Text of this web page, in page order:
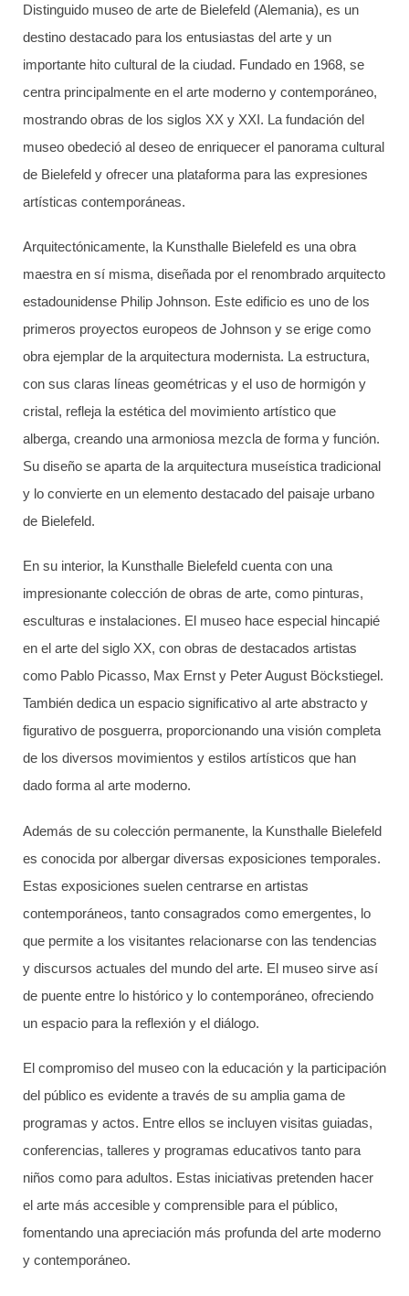
Distinguido museo de arte de Bielefeld (Alemania), es un
destino destacado para los entusiastas del arte y un
importante hito cultural de la ciudad. Fundado en 1968, se
centra principalmente en el arte moderno y contemporáneo,
mostrando obras de los siglos XX y XXI. La fundación del
museo obedeció al deseo de enriquecer el panorama cultural
de Bielefeld y ofrecer una plataforma para las expresiones
artísticas contemporáneas.
Arquitectónicamente, la Kunsthalle Bielefeld es una obra
maestra en sí misma, diseñada por el renombrado arquitecto
estadounidense Philip Johnson. Este edificio es uno de los
primeros proyectos europeos de Johnson y se erige como
obra ejemplar de la arquitectura modernista. La estructura,
con sus claras líneas geométricas y el uso de hormigón y
cristal, refleja la estética del movimiento artístico que
alberga, creando una armoniosa mezcla de forma y función.
Su diseño se aparta de la arquitectura museística tradicional
y lo convierte en un elemento destacado del paisaje urbano
de Bielefeld.
En su interior, la Kunsthalle Bielefeld cuenta con una
impresionante colección de obras de arte, como pinturas,
esculturas e instalaciones. El museo hace especial hincapié
en el arte del siglo XX, con obras de destacados artistas
como Pablo Picasso, Max Ernst y Peter August Böckstiegel.
También dedica un espacio significativo al arte abstracto y
figurativo de posguerra, proporcionando una visión completa
de los diversos movimientos y estilos artísticos que han
dado forma al arte moderno.
Además de su colección permanente, la Kunsthalle Bielefeld
es conocida por albergar diversas exposiciones temporales.
Estas exposiciones suelen centrarse en artistas
contemporáneos, tanto consagrados como emergentes, lo
que permite a los visitantes relacionarse con las tendencias
y discursos actuales del mundo del arte. El museo sirve así
de puente entre lo histórico y lo contemporáneo, ofreciendo
un espacio para la reflexión y el diálogo.
El compromiso del museo con la educación y la participación
del público es evidente a través de su amplia gama de
programas y actos. Entre ellos se incluyen visitas guiadas,
conferencias, talleres y programas educativos tanto para
niños como para adultos. Estas iniciativas pretenden hacer
el arte más accesible y comprensible para el público,
fomentando una apreciación más profunda del arte moderno
y contemporáneo.